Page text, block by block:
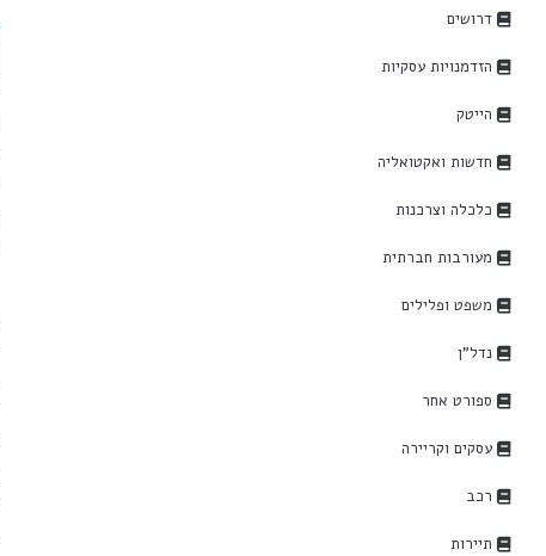
דרושים
הזדמנויות עסקיות
הייטק
חדשות ואקטואליה
כלכלה וצרכנות
מעורבות חברתית
משפט ופלילים
נדל"ן
ספורט אחר
עסקים וקריירה
רכב
תיירות